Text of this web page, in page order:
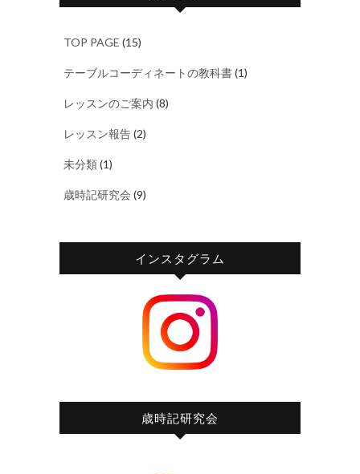
TOP PAGE (15)
テーブルコーディネートの教科書(1)
レッスンのご案内 (8)
レッスン報告(2)
未分類(1)
歳時記研究会 (9)
インスタグラム
歳時記研究会